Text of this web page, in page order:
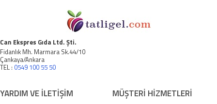
Can Ekspres Gıda Ltd. Şti.
Fidanlık Mh. Marmara Sk.44/10
Çankaya/Ankara
TEL : 0549 100 55 50
YARDIM VE İLETİŞİM MÜŞTERİ HİZMETLERİ